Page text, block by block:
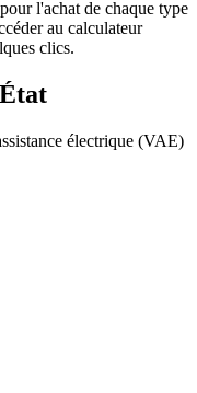
l'achat de chaque type
au calculateur
clics.
électrique (VAE)